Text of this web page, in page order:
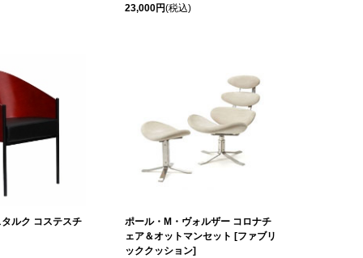
23,000円(税込)
ルク コステスチ
ポール・M・ヴォルザー コロナチ
ェア＆オットマンセット [ファブリ
ッククッション]